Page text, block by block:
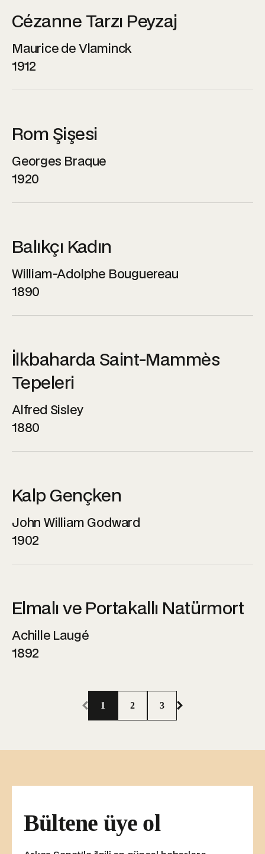
Cézanne Tarzı Peyzaj
Maurice de Vlaminck
1912
Rom Şişesi
Georges Braque
1920
Balıkçı Kadın
William-Adolphe Bouguereau
1890
İlkbaharda Saint-Mammès
Tepeleri
Alfred Sisley
1880
Kalp Gençken
John William Godward
1902
Elmalı ve Portakallı Natürmort
Achille Laugé
1892
1 2 3
Bültene üye ol